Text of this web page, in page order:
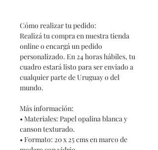
Cómo realizar tu pedido:
Realizá tu compra en nuestra tienda
online o encargá un pedido
personalizado. En 24 horas hábiles, tu
cuadro estará listo para ser enviado a
cualquier parte de Uruguay o del
mundo.
Más información:
• Materiales: Papel opalina blanca y
canson texturado.
• Formato: 20 x 25 cms en marco de